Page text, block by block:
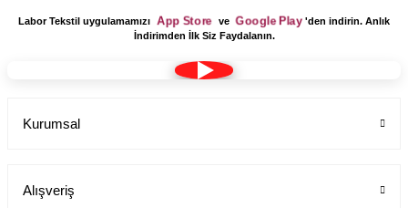
Labor Tekstil uygulamamızı App Store ve Google Play 'den indirin. Anlık
İndirimden İlk Siz Faydalanın.
Kurumsal
Alışveriş